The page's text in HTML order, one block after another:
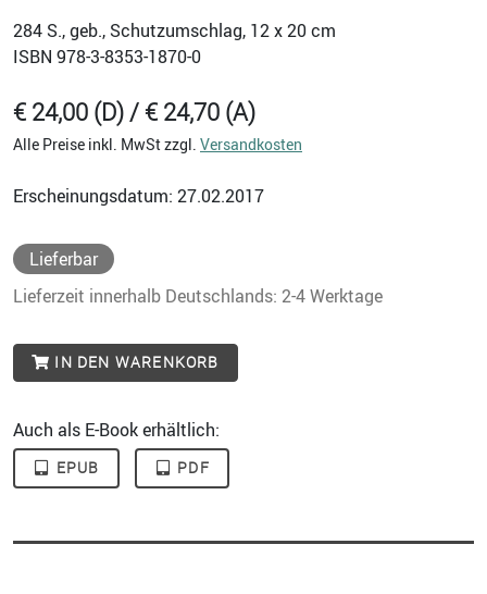
284 S., geb., Schutzumschlag, 12 x 20 cm
ISBN 978-3-8353-1870-0
€ 24,00 (D) / € 24,70 (A)
Alle Preise inkl. MwSt zzgl. Versandkosten
Erscheinungsdatum: 27.02.2017
Lieferbar
Lieferzeit innerhalb Deutschlands: 2-4 Werktage
IN DEN WARENKORB
Auch als E-Book erhältlich:
EPUB PDF